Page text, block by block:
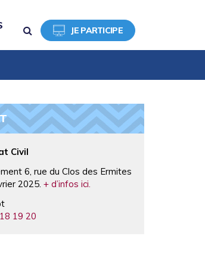
RECHERCHEJE PARTICIPE
Civil
6, rue du Clos des Ermites
2025. + d’infos ici.
19 20